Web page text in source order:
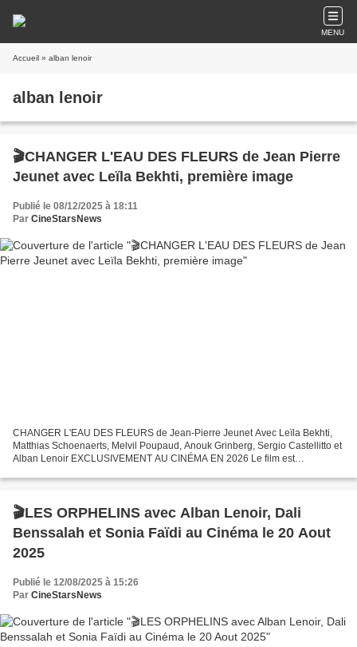
MENU
Accueil » alban lenoir
alban lenoir
🎬CHANGER L'EAU DES FLEURS de Jean Pierre
Jeunet avec Leïla Bekhti, première image
Publié le 08/12/2025 à 18:11
Par CineStarsNews
CHANGER L'EAU DES FLEURS de Jean-Pierre Jeunet Avec Leïla Bekhti,
Matthias Schoenaerts, Melvil Poupaud, Anouk Grinberg, Sergio Castellitto et
Alban Lenoir EXCLUSIVEMENT AU CINÉMA EN 2026 Le film est
🎬LES ORPHELINS avec Alban Lenoir, Dali
Benssalah et Sonia Faïdi au Cinéma le 20 Aout
2025
Publié le 12/08/2025 à 15:26
Par CineStarsNews